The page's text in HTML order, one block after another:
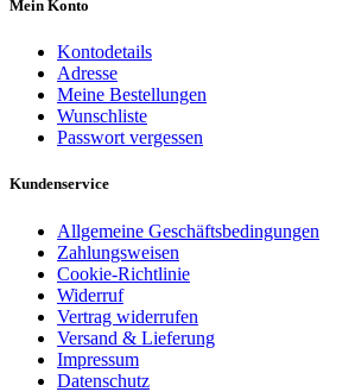
Mein Konto
Kontodetails
Adresse
Meine Bestellungen
Wunschliste
Passwort vergessen
Kundenservice
Allgemeine Geschäftsbedingungen
Zahlungsweisen
Cookie-Richtlinie
Widerruf
Vertrag widerrufen
Versand & Lieferung
Impressum
Datenschutz